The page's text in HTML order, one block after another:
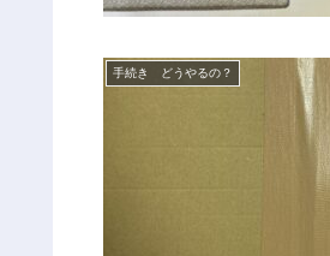
手続き どうやるの？